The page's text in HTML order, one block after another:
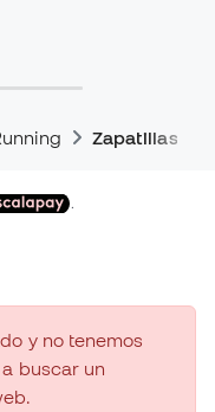
Zapatillas
y no tenemos
buscar un